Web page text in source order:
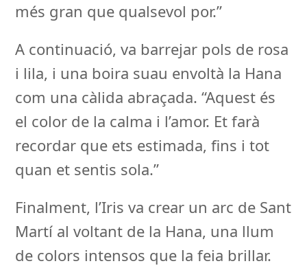
més gran que qualsevol por.”
A continuació, va barrejar pols de rosa
i lila, i una boira suau envoltà la Hana
com una càlida abraçada. “Aquest és
el color de la calma i l’amor. Et farà
recordar que ets estimada, fins i tot
quan et sentis sola.”
Finalment, l’Iris va crear un arc de Sant
Martí al voltant de la Hana, una llum
de colors intensos que la feia brillar.